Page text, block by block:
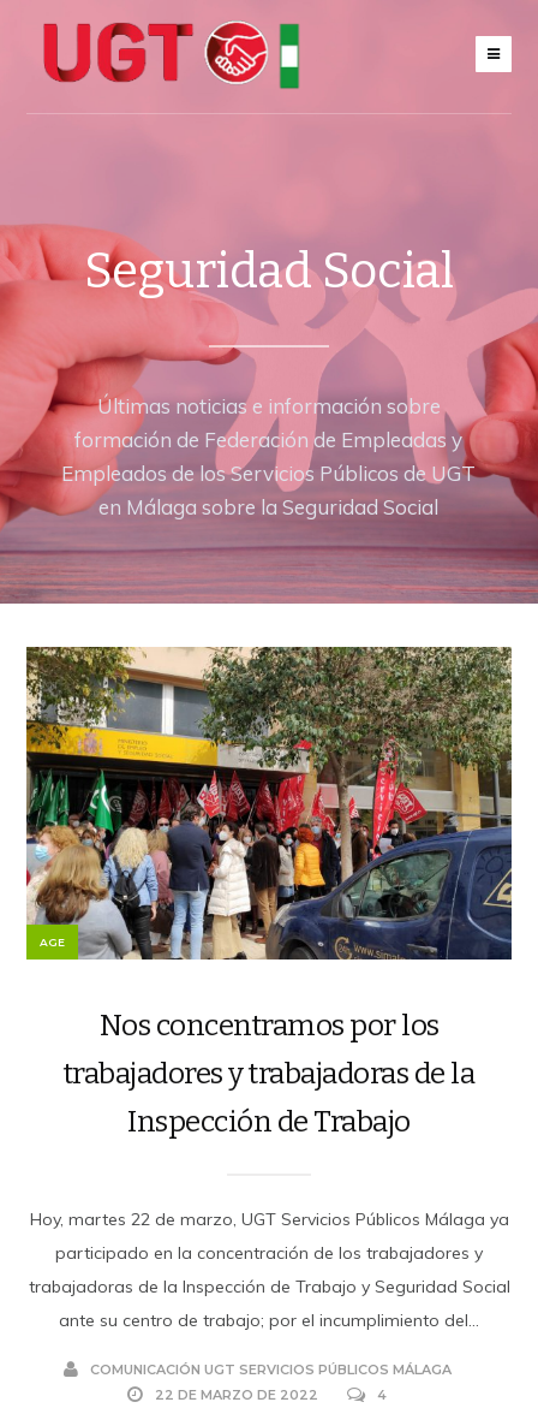
Seguridad Social
Últimas noticias e información sobre
formación de Federación de Empleadas y
Empleados de los Servicios Públicos de UGT
en Málaga sobre la Seguridad Social
AGE
Nos concentramos por los
trabajadores y trabajadoras de la
Inspección de Trabajo
Hoy, martes 22 de marzo, UGT Servicios Públicos Málaga ya
participado en la concentración de los trabajadores y
trabajadoras de la Inspección de Trabajo y Seguridad Social
ante su centro de trabajo; por el incumplimiento del...
COMUNICACIÓN UGT SERVICIOS PÚBLICOS MÁLAGA
22 DE MARZO DE 2022
4